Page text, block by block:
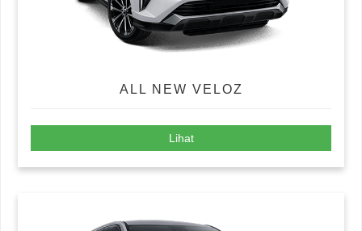
ALL NEW VELOZ
Lihat